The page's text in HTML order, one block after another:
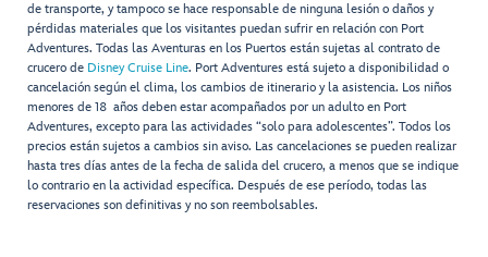
de transporte, y tampoco se hace responsable de ninguna lesión o daños y
pérdidas materiales que los visitantes puedan sufrir en relación con Port
Adventures. Todas las Aventuras en los Puertos están sujetas al contrato de
crucero de Disney Cruise Line. Port Adventures está sujeto a disponibilidad o
cancelación según el clima, los cambios de itinerario y la asistencia. Los niños
menores de 18 años deben estar acompañados por un adulto en Port
Adventures, excepto para las actividades “solo para adolescentes”. Todos los
precios están sujetos a cambios sin aviso. Las cancelaciones se pueden realizar
hasta tres días antes de la fecha de salida del crucero, a menos que se indique
lo contrario en la actividad específica. Después de ese período, todas las
reservaciones son definitivas y no son reembolsables.